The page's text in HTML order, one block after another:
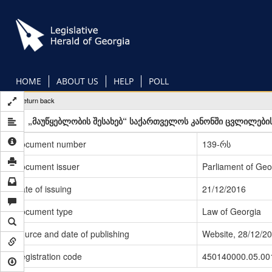
main
content
HOME ABOUT US HELP POLL
Return back
„მაუწყებლობის შესახებ“ საქართველოს კანონში
Document number
139-რს
Document issuer
Parliament of
Date of issuing
21/12/2016
Document type
Law of Georgia
Source and date of publishing
Website, 28/12/
Registration code